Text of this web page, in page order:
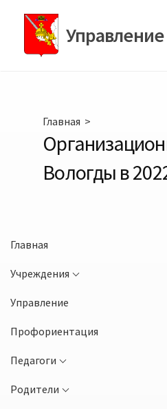
содержимому
Главная >
Вологды в
Главная
Учреждения
Управление
Профориентация
Педагоги
Родители